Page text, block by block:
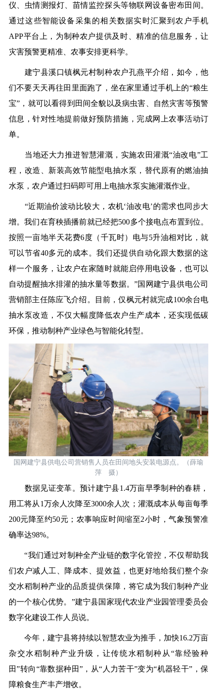
仪、虫情测报灯、苗情监控探头等物联网设备密布田间。
通过这些智能设备采集的相关数据实时汇聚到农户手机
APP平台上，为制种农户提供及时、精准的信息服务，让
灾害预警更精准、农事安排更科学。
建宁县溪口镇枫元村制种农户孔燕平介绍，如今，他
们不要天天再往田里面跑了，坐在家里通过手机上的“粮生
宝”，就可以看得到田间全貌以及病虫害、自然灾害等预警
信息，针对性地提前做好预防措施，完成网上农事活动订
单。
当地还大力推进智慧灌溉，实施农田灌溉“油改电”工
程，改造、新装高效节能型电抽水泵，替代原有的燃油抽
水泵，农户通过扫码即可用上电抽水泵实施灌溉作业。
“近期油价波动比较大，农机‘油改电’的需求也同步大
增。我们在育秧插播前就已经把500多个接电点布置到位。
按照一亩地半天花费6度（千瓦时）电与5升油相对比，就
可以节省40多元的成本。我们还提供自动化跟大数据的这
样一个服务，让农户在家随时就能启停用电设备，也可以
自动提醒抽水排灌的抽水量等数据。”国网建宁县供电公司
营销部主任陈应飞介绍。目前，仅枫元村就完成100余台电
抽水泵改造，不仅大幅度降低农户生产成本，还实现低碳
环保，推动制种产业绿色与智能化转型。
国网建宁县供电公司营销售人员在田间地头安装电源点。（薛瑜
萍 摄）
数据见证变革。预计建宁县1.4万亩早季制种的春耕，
用工将从1万余人次降至3000余人次；灌溉成本从每亩每季
200元降至约50元；农事响应时间缩至2小时，气象预警准
确率达98%。
“我们通过对制种全产业链的数字化管控，不仅帮助我
们农户减人工、降成本、提效益，也更好地给我们整个杂
交水稻制种产业的品质提供保障，将它成为我们制种产业
的一个核心优势。”建宁县国家现代农业产业园管理委员会
数字化建设工作人员说。
今年，建宁县将持续以智慧农业为推手，加快16.2万亩
杂交水稻制种产业升级，让传统水稻制种从“靠经验种
田”转向“靠数据种田”，从“人力苦干”变为“机器轻干”，保
障粮食生产丰产增收。